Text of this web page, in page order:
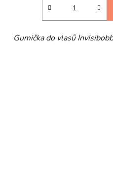
Gumička do vlasů